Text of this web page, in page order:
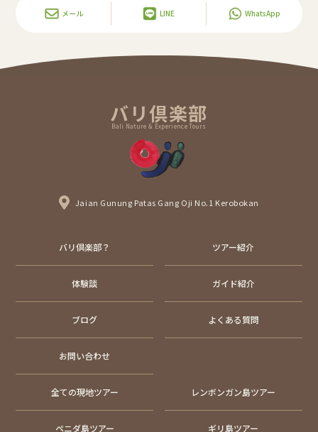
メール LINE WhatsApp
バリ倶楽部
Bali Nature & Experience Tours
Jaian Gunung Patas Gang Oji No.1 Kerobokan
バリ倶楽部？ ツアー紹介
体験談 ガイド紹介
ブログ よくある質問
お問い合わせ
全ての現地ツアー レンボンガン島ツアー
ペニダ島ツアー ギリ島ツアー